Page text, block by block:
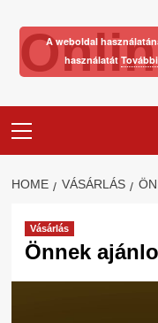
content
Menu
HOME VÁSÁRLÁS
Vásárlás
Önnek
A weboldal
használatát